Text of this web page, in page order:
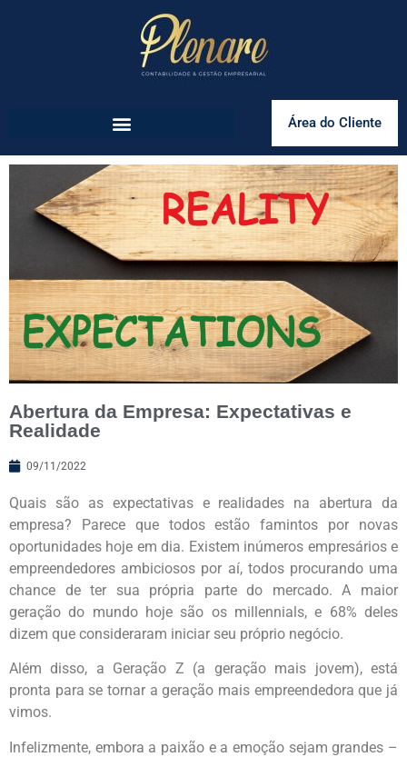
Área do Cliente
Abertura da Empresa: Expectativas e
Realidade
09/11/2022
Quais são as expectativas e realidades na abertura da
empresa? Parece que todos estão famintos por novas
oportunidades hoje em dia. Existem inúmeros empresários e
empreendedores ambiciosos por aí, todos procurando uma
chance de ter sua própria parte do mercado. A maior
geração do mundo hoje são os millennials, e 68% deles
dizem que consideraram iniciar seu próprio negócio.
Além disso, a Geração Z (a geração mais jovem), está
pronta para se tornar a geração mais empreendedora que já
vimos.
Infelizmente, embora a paixão e a emoção sejam grandes –